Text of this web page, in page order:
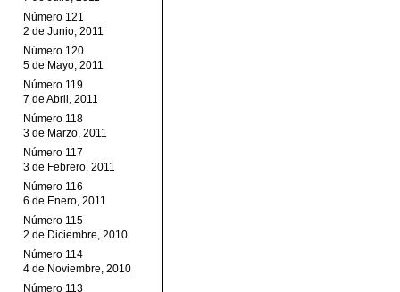
Número 121
2 de Junio, 2011
Número 120
5 de Mayo, 2011
Número 119
7 de Abril, 2011
Número 118
3 de Marzo, 2011
Número 117
3 de Febrero, 2011
Número 116
6 de Enero, 2011
Número 115
2 de Diciembre, 2010
Número 114
4 de Noviembre, 2010
Número 113